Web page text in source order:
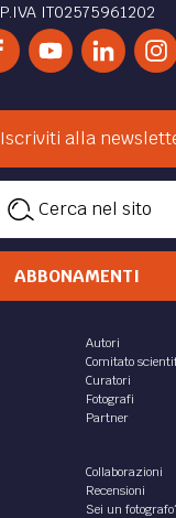
P.IVA IT02575961202
Iscriviti alla
Cerca nel sito
ABBONAMENTI
Autori
Comitato
Curatori
Fotografi
Partner
Collaborazioni
Recensioni
Sei un